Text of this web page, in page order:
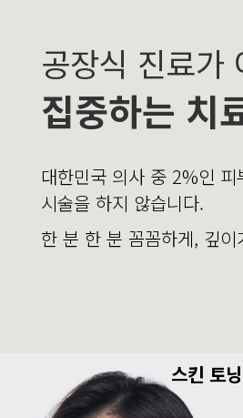
공장식 진료가
집중하는 치
대한민국 의사 중 2%인
시술을 하지 않습니다.
한 분 한 분 꼼꼼하게, 깊
스킨 토닝